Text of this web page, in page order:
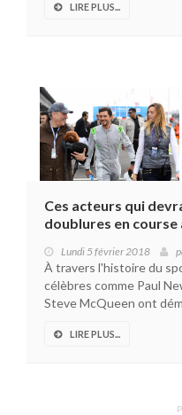
LIRE PLUS...
Ces acteurs qui
doublures en
Lundi 5 février 2018
À travers l'histoire du
célèbres comme Paul
Steve McQueen ont
LIRE PLUS...